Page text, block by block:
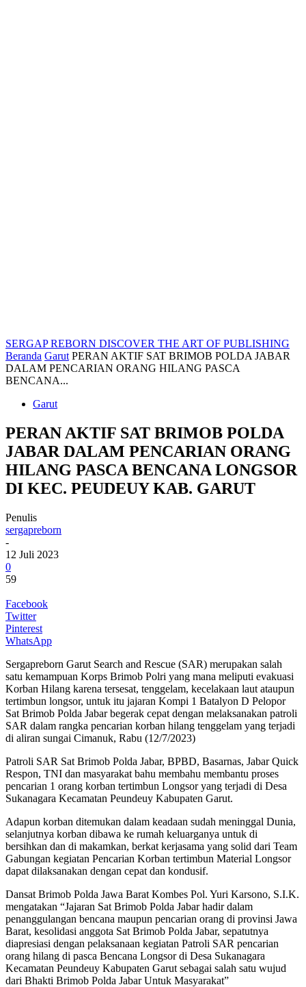
SERGAP REBORN DISCOVER THE ART OF PUBLISHING
Beranda Garut PERAN AKTIF SAT BRIMOB POLDA JABAR
DALAM PENCARIAN ORANG HILANG PASCA
BENCANA...
Garut
PERAN AKTIF SAT BRIMOB POLDA
JABAR DALAM PENCARIAN ORANG
HILANG PASCA BENCANA LONGSOR
DI KEC. PEUDEUY KAB. GARUT
Penulis
sergapreborn
-
12 Juli 2023
0
59
Facebook
Twitter
Pinterest
WhatsApp
Sergapreborn Garut Search and Rescue (SAR) merupakan salah
satu kemampuan Korps Brimob Polri yang mana meliputi evakuasi
Korban Hilang karena tersesat, tenggelam, kecelakaan laut ataupun
tertimbun longsor, untuk itu jajaran Kompi 1 Batalyon D Pelopor
Sat Brimob Polda Jabar begerak cepat dengan melaksanakan patroli
SAR dalam rangka pencarian korban hilang tenggelam yang terjadi
di aliran sungai Cimanuk, Rabu (12/7/2023)
Patroli SAR Sat Brimob Polda Jabar, BPBD, Basarnas, Jabar Quick
Respon, TNI dan masyarakat bahu membahu membantu proses
pencarian 1 orang korban tertimbun Longsor yang terjadi di Desa
Sukanagara Kecamatan Peundeuy Kabupaten Garut.
Adapun korban ditemukan dalam keadaan sudah meninggal Dunia,
selanjutnya korban dibawa ke rumah keluarganya untuk di
bersihkan dan di makamkan, berkat kerjasama yang solid dari Team
Gabungan kegiatan Pencarian Korban tertimbun Material Longsor
dapat dilaksanakan dengan cepat dan kondusif.
Dansat Brimob Polda Jawa Barat Kombes Pol. Yuri Karsono, S.I.K.
mengatakan “Jajaran Sat Brimob Polda Jabar hadir dalam
penanggulangan bencana maupun pencarian orang di provinsi Jawa
Barat, kesolidasi anggota Sat Brimob Polda Jabar, sepatutnya
diapresiasi dengan pelaksanaan kegiatan Patroli SAR pencarian
orang hilang di pasca Bencana Longsor di Desa Sukanagara
Kecamatan Peundeuy Kabupaten Garut sebagai salah satu wujud
dari Bhakti Brimob Polda Jabar Untuk Masyarakat”